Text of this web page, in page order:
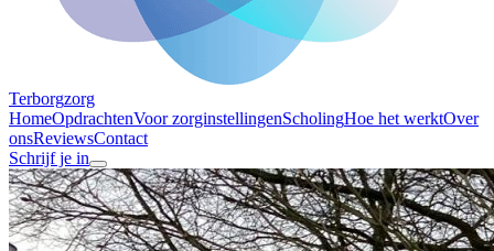
Terborgzorg
HomeOpdrachtenVoor zorginstellingenScholingHoe het werktOver
onsReviewsContact
Schrijf je in